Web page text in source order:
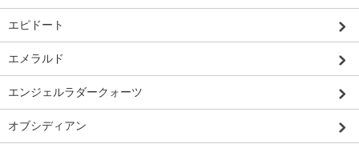
エピドート
エメラルド
エンジェルラダークォーツ
オブシディアン